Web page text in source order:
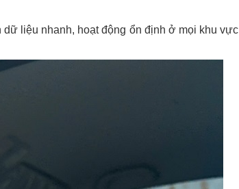
liệu nhanh, hoạt động ổn định ở mọi khu vực